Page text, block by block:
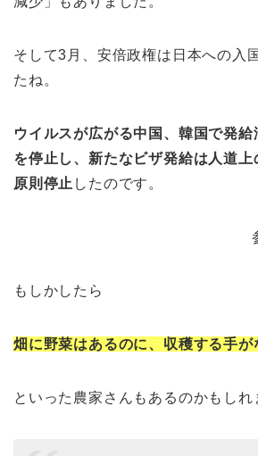
そして3月、安倍政権は日本への入
たね。
ウイルスが広がる中国、韓国で発給
を停止し、新たなビザ発給は人道上
原則停止 したのです。
もしかしたら
畑に野菜はあるのに、収穫する手が
といった農家さんもあるのかもしれ